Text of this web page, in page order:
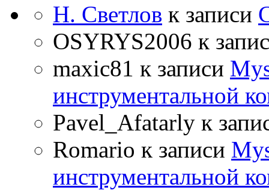
Н. Светлов к записи
OSYRYS2006 к
maxic81 к записи
инструментальной
Pavel_Afatarly к
Romario к записи
инструментальной